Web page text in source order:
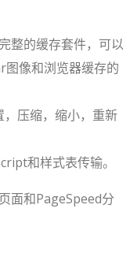
整的缓存套件，可以
像和浏览器缓存的
压缩，缩小，重新
和样式表传输。
面和PageSpeed分